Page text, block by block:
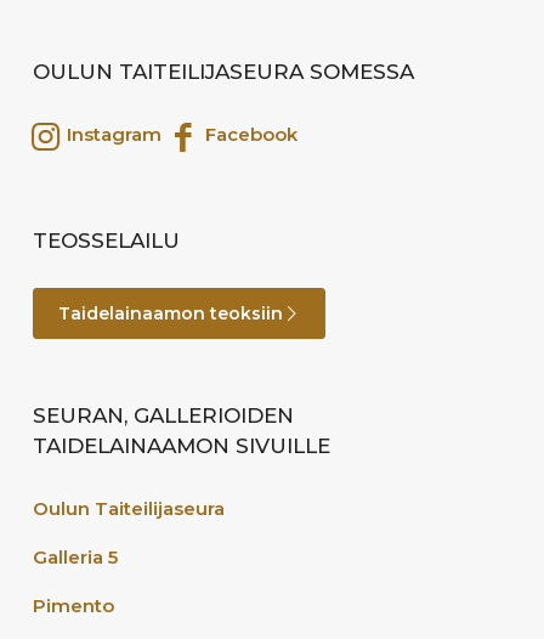
OULUN TAITEILIJASEURA SOMESSA
Instagram Facebook
TEOSSELAILU
Taidelainaamon teoksiin
SEURAN, GALLERIOIDEN
TAIDELAINAAMON SIVUILLE
Oulun Taiteilijaseura
Galleria 5
Pimento